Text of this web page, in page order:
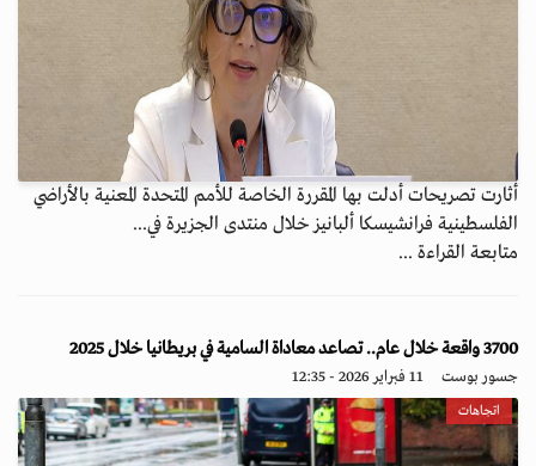
أثارت تصريحات أدلت بها المقررة الخاصة للأمم المتحدة المعنية بالأراضي
الفلسطينية فرانشيسكا ألبانيز خلال منتدى الجزيرة في...
متابعة القراءة ...
3700 واقعة خلال عام.. تصاعد معاداة السامية في بريطانيا خلال 2025
جسور بوست 11 فبراير 2026 - 12:35
اتجاهات